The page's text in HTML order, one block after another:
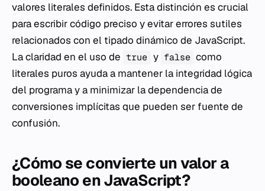
valores literales definidos. Esta distinción es crucial
para escribir código preciso y evitar errores sutiles
relacionados con el tipado dinámico de JavaScript.
La claridad en el uso de true y false como
literales puros ayuda a mantener la integridad lógica
del programa y a minimizar la dependencia de
conversiones implícitas que pueden ser fuente de
confusión.
¿Cómo se convierte un valor a
booleano en JavaScript?